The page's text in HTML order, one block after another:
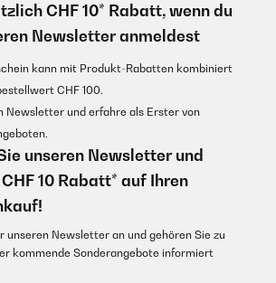
CHF 10* Rabatt, wenn du
Newsletter anmeldest
kann mit Produkt-Rabatten kombiniert
CHF 100.
Newsletter und erfahre als Erster von
unseren Newsletter und
10 Rabatt* auf Ihren
unseren Newsletter an und gehören Sie zu
kommende Sonderangebote informiert